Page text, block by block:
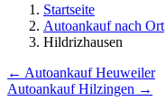
Startseite
Autoankauf nach Ort
Hildrizhausen
← Autoankauf Heuweiler
Autoankauf Hilzingen →